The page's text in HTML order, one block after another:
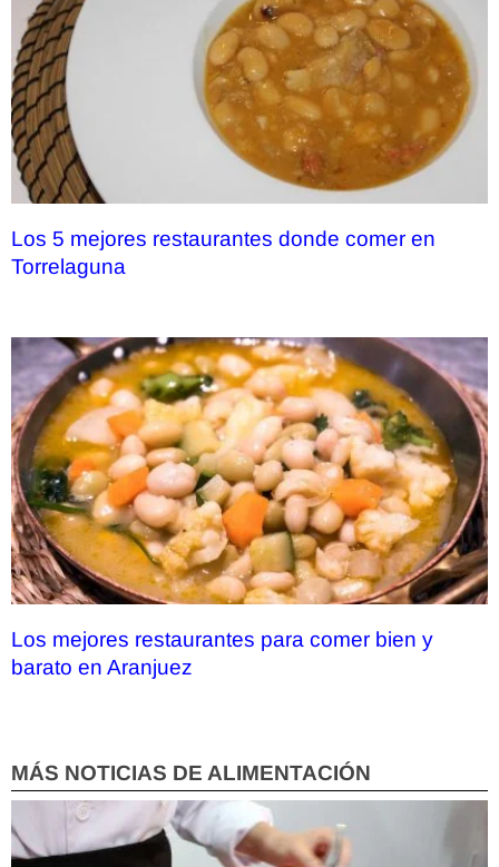
Los 5 mejores restaurantes donde comer en
Torrelaguna
Los mejores restaurantes para comer bien y
barato en Aranjuez
MÁS NOTICIAS DE ALIMENTACIÓN